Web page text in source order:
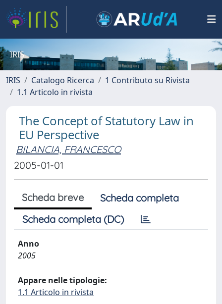
IRIS
IRIS Catalogo Ricerca
1 Contributo su Rivista
1.1 Articolo in rivista
The Concept of Statutory Law in
EU Perspective
BILANCIA, FRANCESCO
2005-01-01
Scheda breve
Scheda completa
Scheda completa (DC)
Anno
2005
Appare nelle tipologie:
1.1 Articolo in rivista